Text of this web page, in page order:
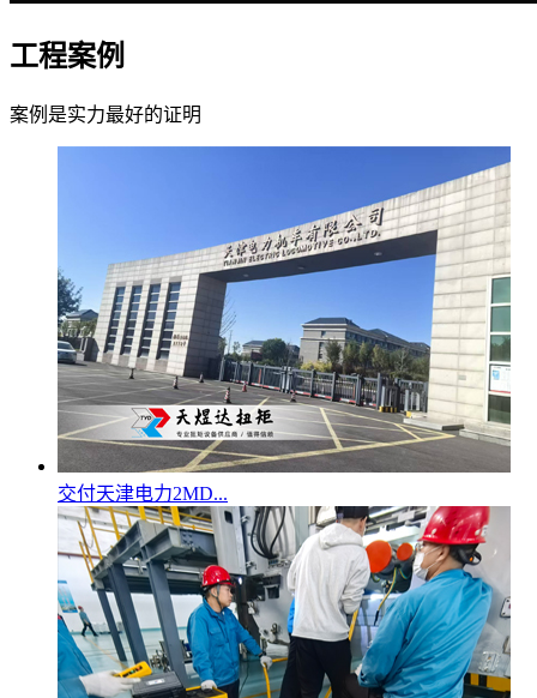
工程案例
案例是实力最好的证明
交付天津电力2MD...